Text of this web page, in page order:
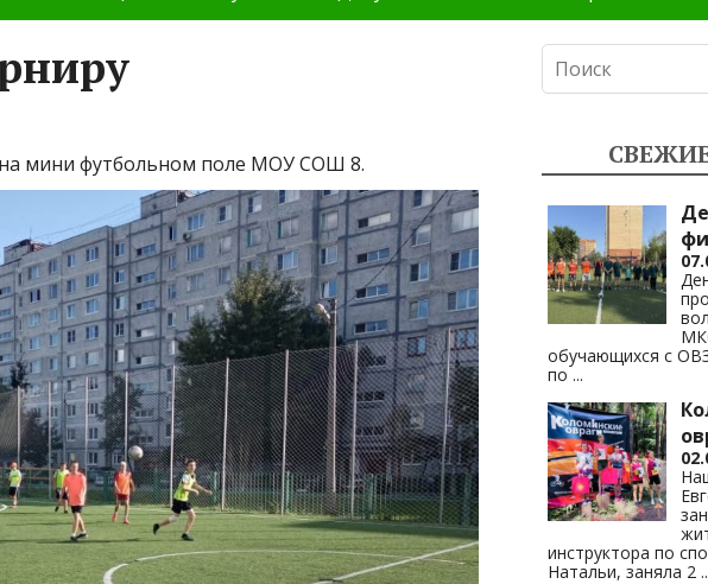
мини футбольном поле МОУ СОШ 8.
обучающихся с
по...
инструктора по
Натальи, заняла 2